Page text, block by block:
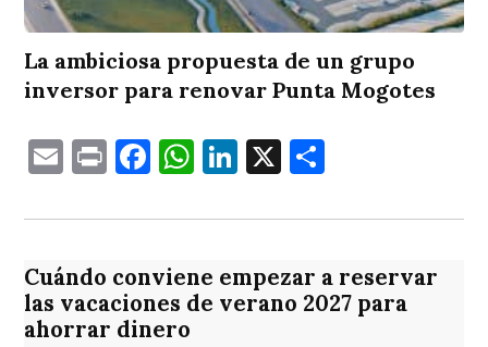
La ambiciosa propuesta de un grupo
inversor para renovar Punta Mogotes
EmailPrintFacebook
WhatsApp
LinkedIn
X
Cuándo conviene empezar a reservar
las vacaciones de verano 2027 para
ahorrar dinero